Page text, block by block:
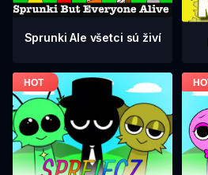
Sprunki Ale všetci sú živí